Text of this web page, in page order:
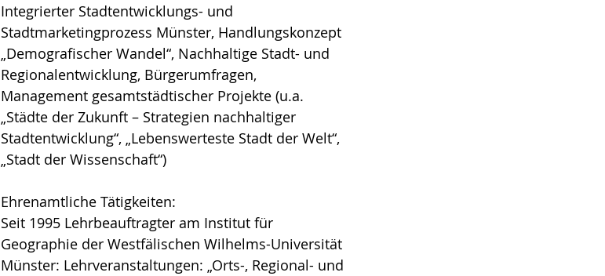
Integrierter Stadtentwicklungs- und
Stadtmarketingprozess Münster, Handlungskonzept
„Demografischer Wandel“, Nachhaltige Stadt- und
Regionalentwicklung, Bürgerumfragen,
Management gesamtstädtischer Projekte (u.a.
„Städte der Zukunft – Strategien nachhaltiger
Stadtentwicklung“, „Lebenswerteste Stadt der Welt“,
„Stadt der Wissenschaft“)
Ehrenamtliche Tätigkeiten:
Seit 1995 Lehrbeauftragter am Institut für
Geographie der Westfälischen Wilhelms-Universität
Münster: Lehrveranstaltungen: „Orts-, Regional- und